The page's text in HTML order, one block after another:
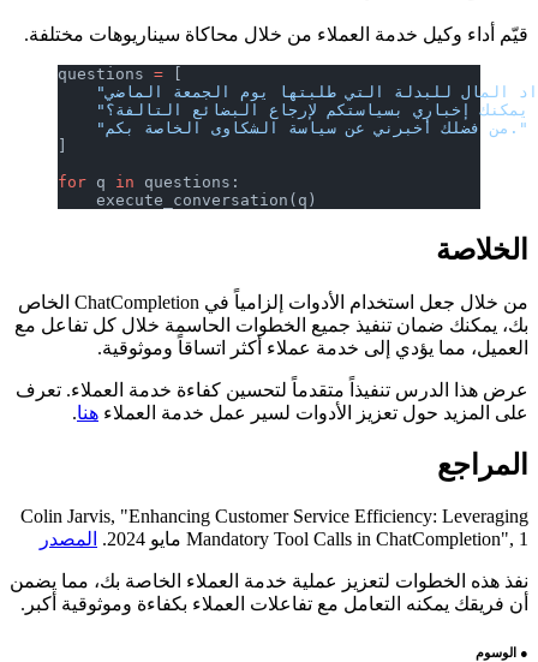
قيّم أداء وكيل خدمة العملاء من خلال محاكاة سيناريوهات مختلفة.
questions
    "من فضلك أخبرني عن سياسة الشكاوى الخاصة بكم."
for q in questions:
    execute_conversation(q)
الخلاصة
من خلال جعل استخدام الأدوات إلزامياً في ChatCompletion الخاص
بك، يمكنك ضمان تنفيذ جميع الخطوات الحاسمة خلال كل تفاعل مع
العميل، مما يؤدي إلى خدمة عملاء أكثر اتساقاً وموثوقية.
عرض هذا الدرس تنفيذاً متقدماً لتحسين كفاءة خدمة العملاء. تعرف
على المزيد حول تعزيز الأدوات لسير عمل خدمة العملاءهنا.
المراجع
Colin Jarvis, "Enhancing Customer Service Efficiency: Leveraging
Mandatory Tool Calls in ChatCompletion", 1 مايو 2024.
المصدر
نفذ هذه الخطوات لتعزيز عملية خدمة العملاء الخاصة بك، مما يضمن
أن فريقك يمكنه التعامل مع تفاعلات العملاء بكفاءة وموثوقية أكبر.
●الوسوم